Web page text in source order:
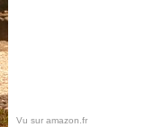
Vu sur amazon.fr